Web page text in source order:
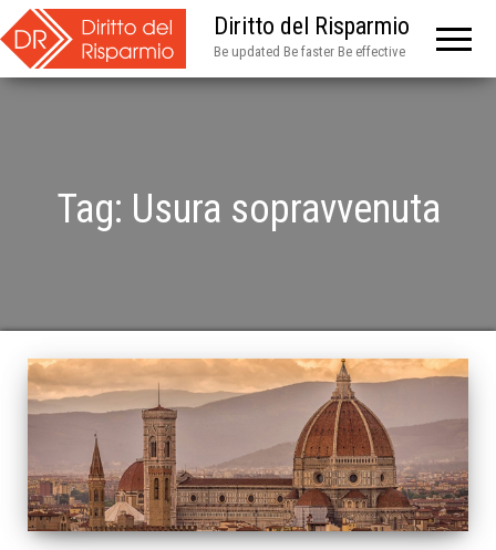
Diritto del Risparmio
Be updated Be faster Be effective
Tag: Usura sopravvenuta